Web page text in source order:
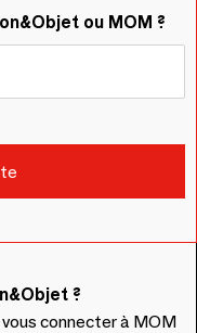
ou MOM ?
?
connecter à MOM